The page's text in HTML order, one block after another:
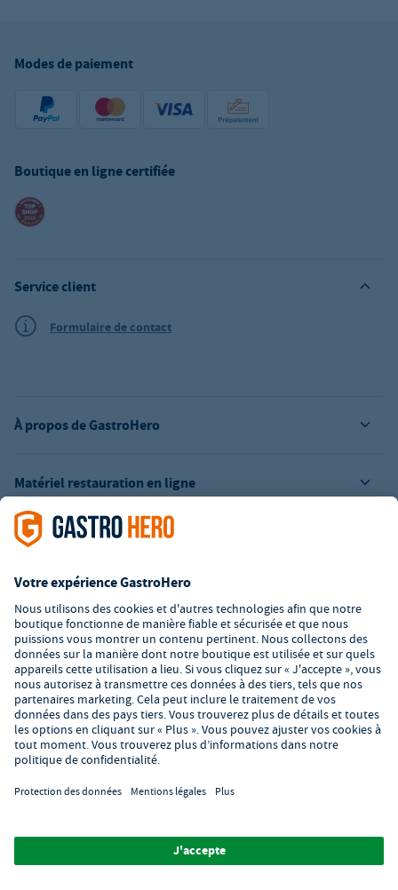
Modes de paiement
Boutique en ligne certifiée
Matériel restauration en ligne
À propos de GastroHero
Service client
Formulaire de contact
L’offre de la société GastroHero est exclusivement destinée aux
entreprises. Tous les prix sont des prix unitaires nets majorés de
la TVA légale en vigueur. Toutes les illustrations sont similaires.
Certaines méthodes de paiement peuvent entraîner des frais
supplémentaires.
² PVC : Prix de Vente Conseillé par le fabricant
*A partir d'un montant de 350€ net. Jusqu'à cette date, les frais
de port s'élèvent à 7,90€ (hors TVA).
Conditions générales de vente/Protection des données/
Paramètres de confidentialité/Mentions légales